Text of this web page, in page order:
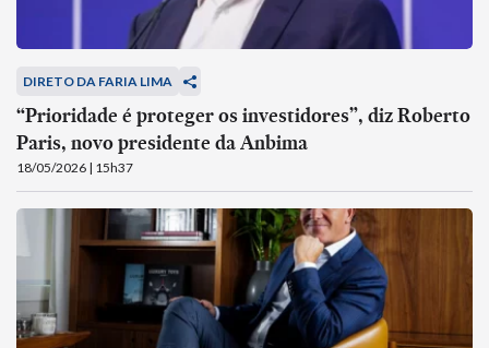
DIRETO DA FARIA LIMA
“Prioridade é proteger os investidores”, diz Roberto
Paris, novo presidente da Anbima
18/05/2026 | 15h37